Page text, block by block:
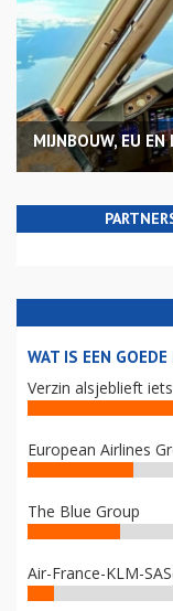
MIJNBOUW, EU
WAT IS EEN
Verzin alsjeblieft
European Airlines
The Blue Group
Air-France-KLM-